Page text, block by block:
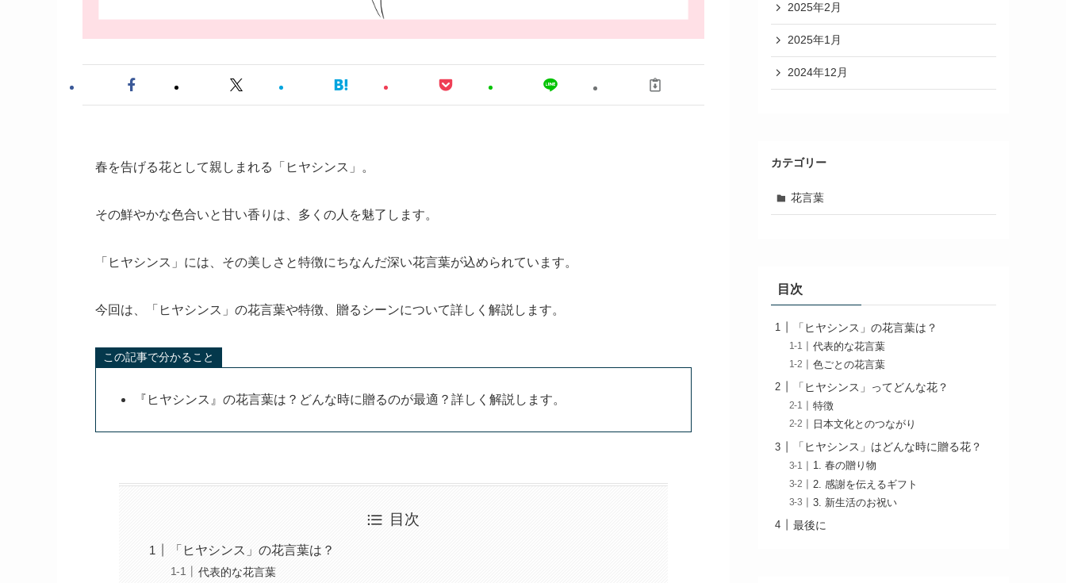
春を告げる花として親しまれる「ヒヤシンス」。
その鮮やかな色合いと甘い香りは、多くの人を魅了します。
「ヒヤシンス」には、その美しさと特徴にちなんだ深い花言葉が込められています。
今回は、「ヒヤシンス」の花言葉や特徴、贈るシーンについて詳しく解説します。
この記事で分かること
『ヒヤシンス』の花言葉は？どんな時に贈るのが最適？詳しく解説します。
目次
「ヒヤシンス」の花言葉は？
代表的な花言葉
2025年2月
2025年1月
2024年12月
カテゴリー
花言葉
目次
「ヒヤシンス」の花言葉は？
代表的な花言葉
色ごとの花言葉
「ヒヤシンス」ってどんな花？
特徴
日本文化とのつながり
「ヒヤシンス」はどんな時に贈る花？
1. 春の贈り物
2. 感謝を伝えるギフト
3. 新生活のお祝い
最後に